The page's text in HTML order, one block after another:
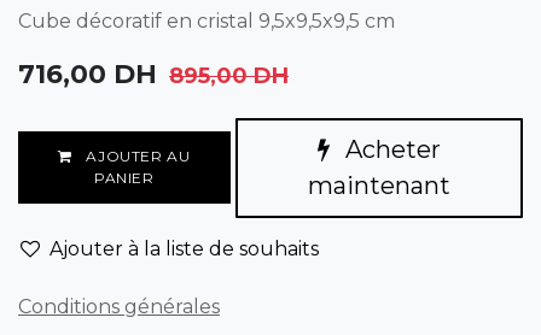
Cube décoratif en cristal 9,5x9,5x9,5 cm
716,00 DH 895,00DH
AJOUTER AU
PANIER
Acheter
maintenant
Ajouter à la liste de souhaits
Conditions générales